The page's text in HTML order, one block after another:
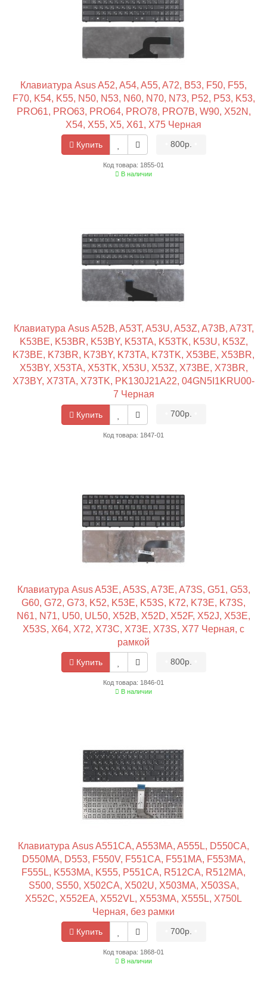
Клавиатура Asus A52, A54, A55, A72, B53, F50, F55,
F70, K54, K55, N50, N53, N60, N70, N73, P52, P53, K53,
PRO61, PRO63, PRO64, PRO78, PRO7B, W90, X52N,
X54, X55, X5, X61, X75 Черная
Купить 800р.
Код товара: 1855-01
В наличии
Клавиатура Asus A52B, A53T, A53U, A53Z, A73B, A73T,
K53BE, K53BR, K53BY, K53TA, K53TK, K53U, K53Z,
K73BE, K73BR, K73BY, K73TA, K73TK, X53BE, X53BR,
X53BY, X53TA, X53TK, X53U, X53Z, X73BE, X73BR,
X73BY, X73TA, X73TK, PK130J21A22, 04GN5I1KRU00-
7 Черная
Купить 700р.
Код товара: 1847-01
Клавиатура Asus A53E, A53S, A73E, A73S, G51, G53,
G60, G72, G73, K52, K53E, K53S, K72, K73E, K73S,
N61, N71, U50, UL50, X52B, X52D, X52F, X52J, X53E,
X53S, X64, X72, X73C, X73E, X73S, X77 Черная, с
рамкой
Купить 800р.
Код товара: 1846-01
В наличии
Клавиатура Asus A551CA, A553MA, A555L, D550CA,
D550MA, D553, F550V, F551CA, F551MA, F553MA,
F555L, K553MA, K555, P551CA, R512CA, R512MA,
S500, S550, X502CA, X502U, X503MA, X503SA,
X552C, X552EA, X552VL, X553MA, X555L, X750L
Черная, без рамки
Купить 700р.
Код товара: 1868-01
В наличии